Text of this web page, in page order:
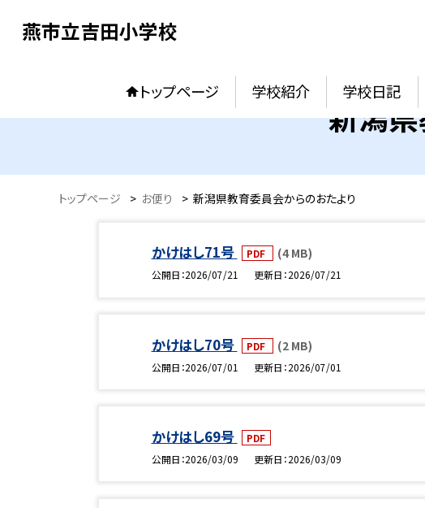
燕市立吉田小学校
トップページ 学校紹介 学校日記
新潟
トップページ > お便り > 新潟県教育委員会からのおたより
かけはし71号 PDF (4 MB)
公開日 2026/07/21 更新日 2026/07/21
かけはし70号 PDF (2 MB)
公開日 2026/07/01 更新日 2026/07/01
かけはし69号
PDF
公開日 2026/03/09 更新日 2026/03/09